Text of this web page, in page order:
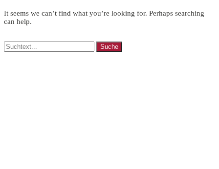
It seems we can’t find what you’re looking for. Perhaps searching
can help.